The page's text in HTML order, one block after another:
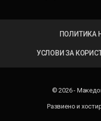
ПОЛИТИКА
УСЛОВИ ЗА
© 2026 -
Развиено и